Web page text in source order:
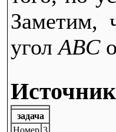
Заметим,
уголABC
задача
Номер 3